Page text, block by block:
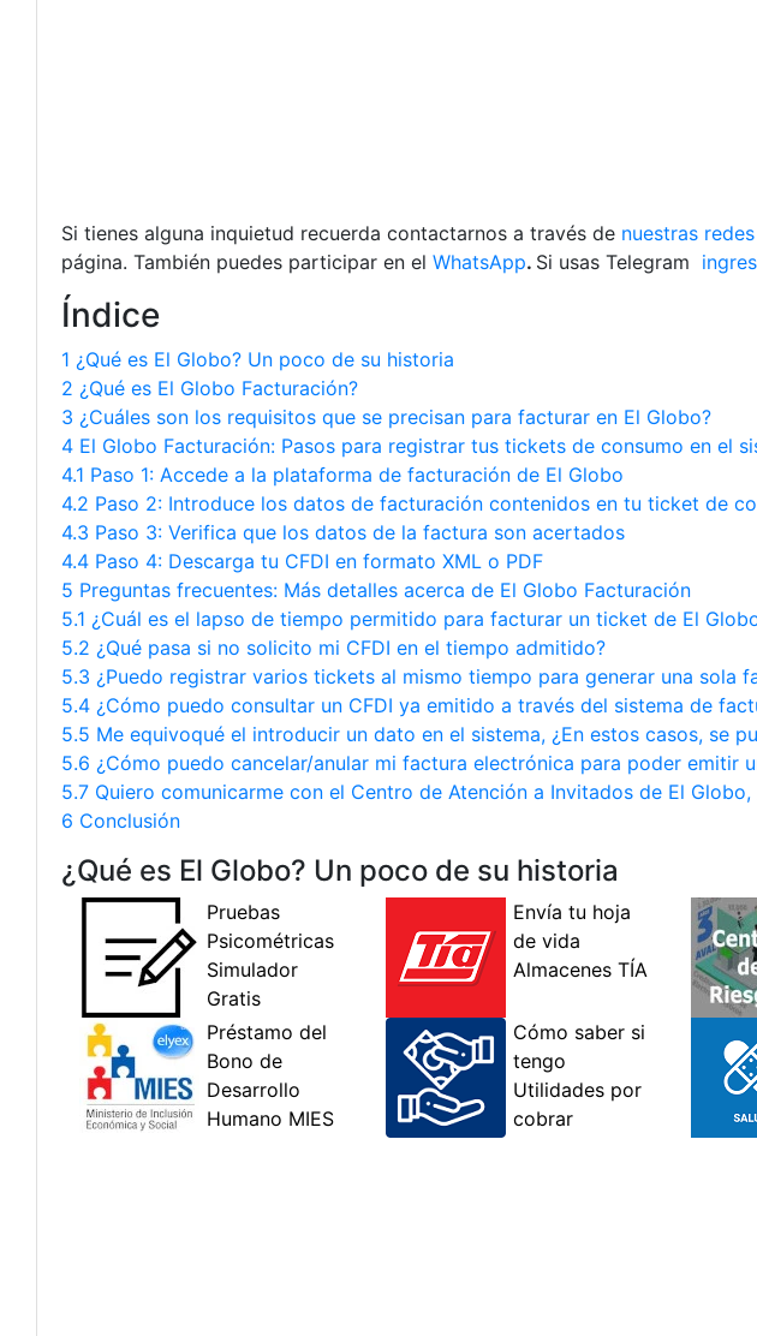
Si tienes alguna inquietud recuerda contactarnos a través de nuestras
página. También puedes participar en el WhatsApp. Si usas Telegram
Índice
1 ¿Qué es El Globo? Un poco de su historia
2 ¿Qué es El Globo Facturación?
3 ¿Cuáles son los requisitos que se precisan para facturar en El Globo?
4 El Globo Facturación: Pasos para registrar tus tickets de consumo en el
4.1 Paso 1: Accede a la plataforma de facturación de El Globo
4.2 Paso 2: Introduce los datos de facturación contenidos en tu ticket de
4.3 Paso 3: Verifica que los datos de la factura son acertados
4.4 Paso 4: Descarga tu CFDI en formato XML o PDF
5 Preguntas frecuentes: Más detalles acerca de El Globo Facturación
5.1 ¿Cuál es el lapso de tiempo permitido para facturar un ticket de El
5.2 ¿Qué pasa si no solicito mi CFDI en el tiempo admitido?
5.3 ¿Puedo registrar varios tickets al mismo tiempo para generar una sola
5.4 ¿Cómo puedo consultar un CFDI ya emitido a través del sistema de
5.5 Me equivoqué el introducir un dato en el sistema, ¿En estos casos, se
5.6 ¿Cómo puedo cancelar/anular mi factura electrónica para poder emitir
5.7 Quiero comunicarme con el Centro de Atención a Invitados de El
6 Conclusión
¿Qué es El Globo? Un poco de su historia